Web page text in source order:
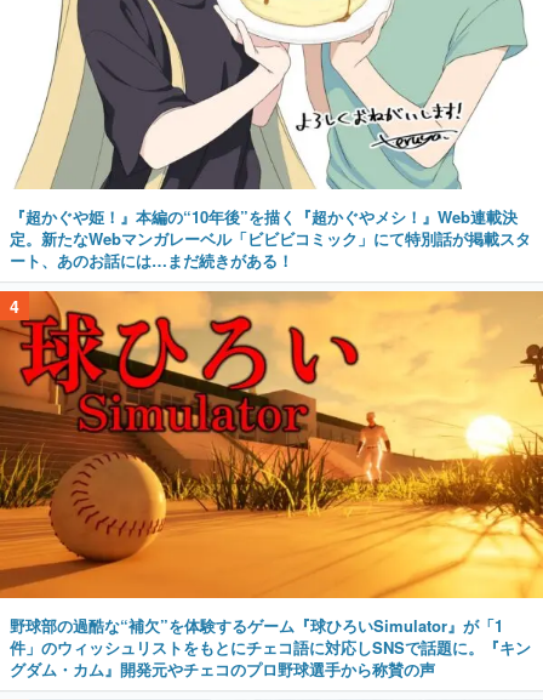
『超かぐや姫！』本編の“10年後”を描く『超かぐやメシ！』Web連載決
定。新たなWebマンガレーベル「ビビビコミック」にて特別話が掲載スタ
ート、あのお話には…まだ続きがある！
4
野球部の過酷な“補欠”を体験するゲーム『球ひろいSimulator』が「1
件」のウィッシュリストをもとにチェコ語に対応しSNSで話題に。『キン
グダム・カム』開発元やチェコのプロ野球選手から称賛の声